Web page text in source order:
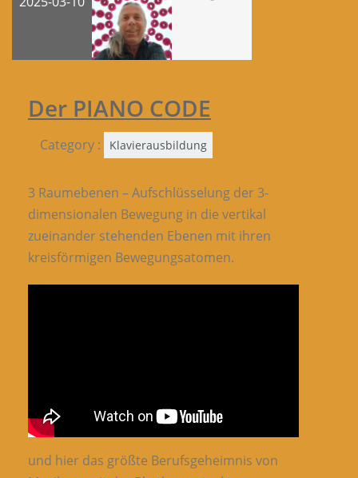
Der PIANO CODE
Category : Klavierausbildung
3 Raumebenen – Aufschlüsselung der 3-
dimensionalen Bewegung in die vertikal
zueinander stehenden Ebenen mit ihren
kreisförmigen Bewegungsatomen.
und hier das größte Berufsgeheimnis von